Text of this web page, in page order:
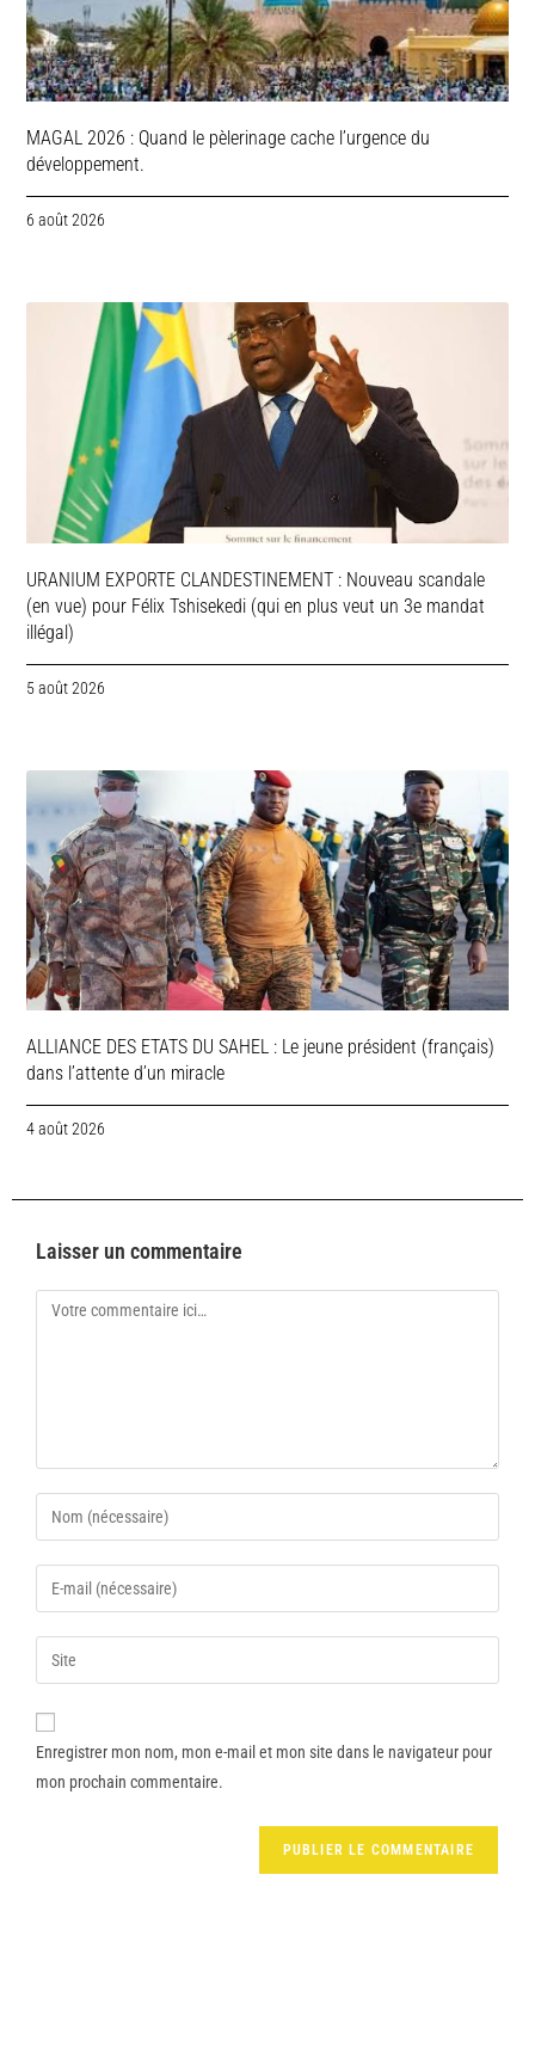
MAGAL 2026 : Quand le pèlerinage cache l’urgence du
développement.
6 août 2026
URANIUM EXPORTE CLANDESTINEMENT : Nouveau scandale
(en vue) pour Félix Tshisekedi (qui en plus veut un 3e mandat
illégal)
5 août 2026
ALLIANCE DES ETATS DU SAHEL : Le jeune président (français)
dans l’attente d’un miracle
4 août 2026
Laisser un commentaire
Enregistrer mon nom, mon e-mail et mon site dans le navigateur pour
mon prochain commentaire.